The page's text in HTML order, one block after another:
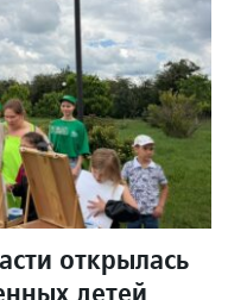
открылась
детей